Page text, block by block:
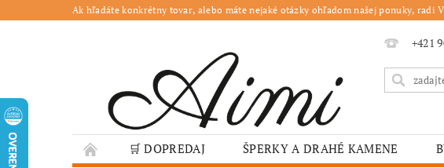
Ak hľadáte konkrétny tovar, alebo máte nejaké otázky ohľadom našej ponuky, radi
+421
🛒 DOPREDAJ ŠPERKY A DRAHÉ KAMENE